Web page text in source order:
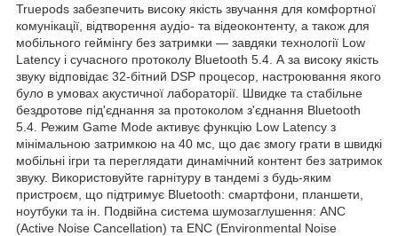
Truepods забезпечить високу якість звучання для комфортної
комунікації, відтворення аудіо- та відеоконтенту, а також для
мобільного геймінгу без затримки — завдяки технології Low
Latency і сучасного протоколу Bluetooth 5.4. А за високу якість
звуку відповідає 32-бітний DSP процесор, настроювання якого
було в умовах акустичної лабораторії. Швидке та стабільне
бездротове під'єднання за протоколом з'єднання Bluetooth
5.4. Режим Game Mode активує функцію Low Latency з
мінімальною затримкою на 40 мс, що дає змогу грати в швидкі
мобільні ігри та переглядати динамічний контент без затримок
звуку. Використовуйте гарнітуру в тандемі з будь-яким
пристроєм, що підтримує Bluetooth: смартфони, планшети,
ноутбуки та ін. Подвійна система шумозаглушення: ANC
(Active Noise Cancellation) та ENC (Environmental Noise